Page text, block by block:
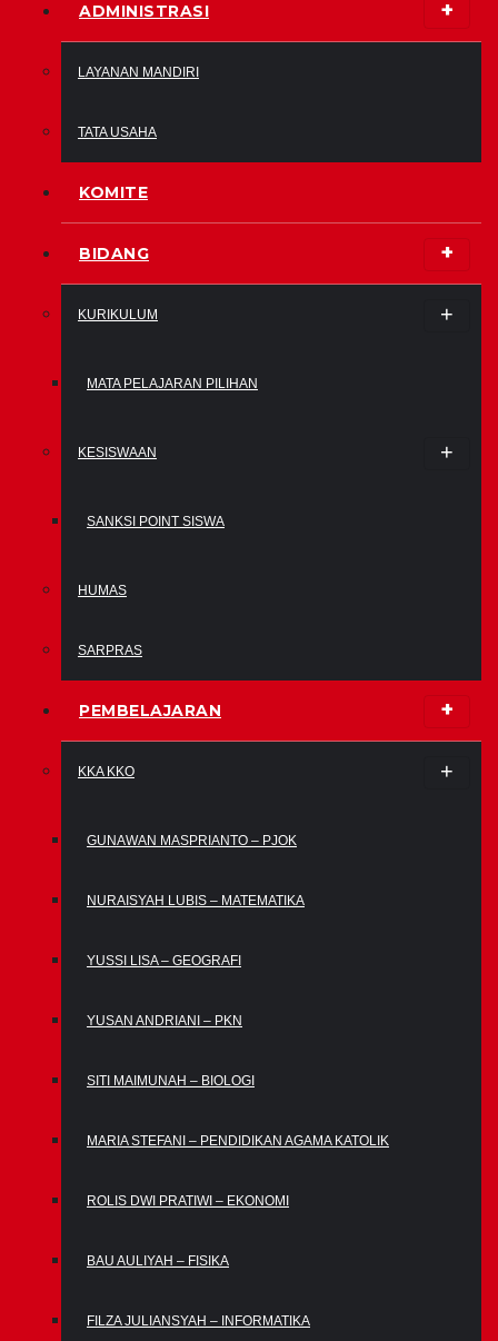
ADMINISTRASI
LAYANAN MANDIRI
TATA USAHA
KOMITE
BIDANG
KURIKULUM
MATA PELAJARAN PILIHAN
KESISWAAN
SANKSI POINT SISWA
HUMAS
SARPRAS
PEMBELAJARAN
KKA KKO
GUNAWAN MASPRIANTO – PJOK
NURAISYAH LUBIS – MATEMATIKA
YUSSI LISA – GEOGRAFI
YUSAN ANDRIANI – PKN
SITI MAIMUNAH – BIOLOGI
MARIA STEFANI – PENDIDIKAN AGAMA KATOLIK
ROLIS DWI PRATIWI – EKONOMI
BAU AULIYAH – FISIKA
FILZA JULIANSYAH – INFORMATIKA